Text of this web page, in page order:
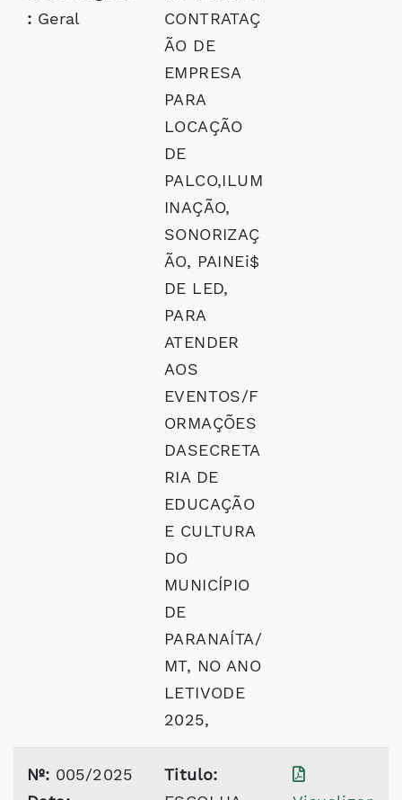
: Geral
CONTRATAÇ
ÃO DE
EMPRESA
PARA
LOCAÇÃO
DE
PALCO,ILUM
INAÇÃO,
SONORIZAÇ
ÃO, PAINEi$
DE LED,
PARA
ATENDER
AOS
EVENTOS/F
ORMAÇÕES
DASECRETA
RIA DE
EDUCAÇÃO
E CULTURA
DO
MUNICÍPIO
DE
PARANAÍTA/
MT, NO ANO
LETIVODE
2025,
Nº: 005/2025
Titulo: